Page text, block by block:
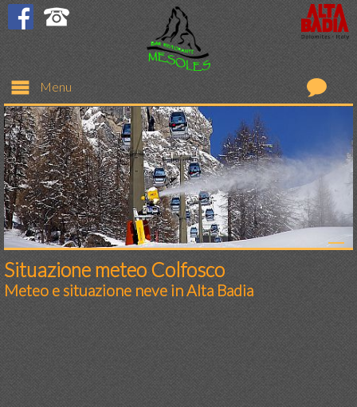
Menu
Ristorante
Bar
Camere
Prezzi
Richiesta
Colfosco
Situazione meteo Colfosco
Meteo e situazione neve in Alta Badia